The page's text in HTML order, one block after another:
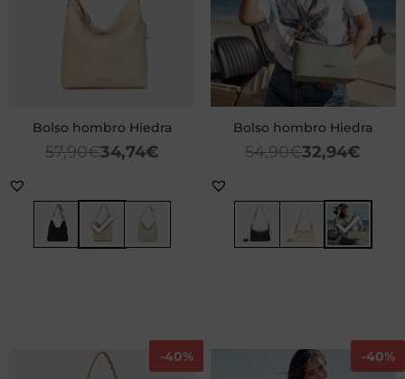
Bolso hombro Hiedra
57,90€34,74€
Bolso hombro Hiedra
54,90€32,94€
-40% -40%